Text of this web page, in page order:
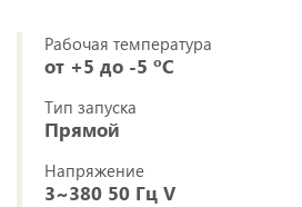
Рабочая температура
от +5 до -5 ºС
Тип запуска
Прямой
Напряжение
3~380 50 Гц V